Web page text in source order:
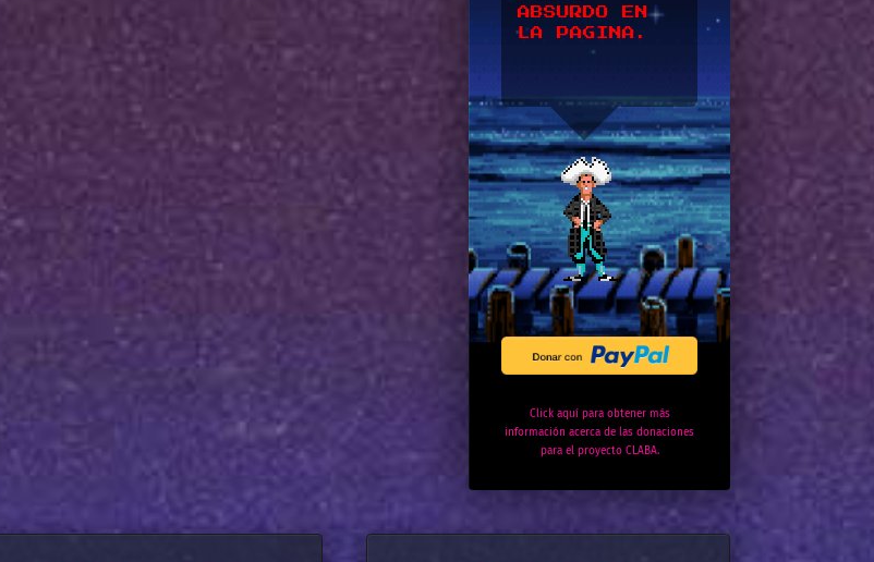
Click aquí para obtener más
información acerca de las donaciones
para el proyecto CLABA.